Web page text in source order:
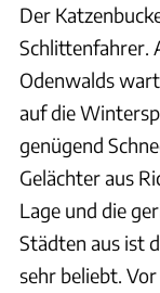
Der
Schlittenfahrer.
Odenwalds
auf die
genügend
Gelächter aus
Lage und die
Städten aus ist
sehr beliebt.